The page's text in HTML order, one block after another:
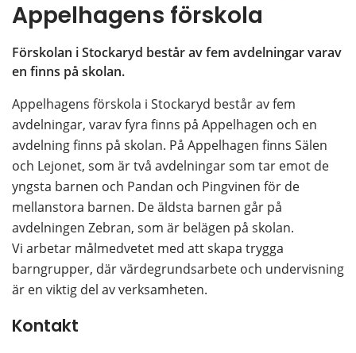
Appelhagens förskola
Förskolan i Stockaryd består av fem avdelningar varav
en finns på skolan.
Appelhagens förskola i Stockaryd består av fem
avdelningar, varav fyra finns på Appelhagen och en
avdelning finns på skolan. På Appelhagen finns Sälen
och Lejonet, som är två avdelningar som tar emot de
yngsta barnen och Pandan och Pingvinen för de
mellanstora barnen. De äldsta barnen går på
avdelningen Zebran, som är belägen på skolan.
Vi arbetar målmedvetet med att skapa trygga
barngrupper, där värdegrundsarbete och undervisning
är en viktig del av verksamheten.
Kontakt